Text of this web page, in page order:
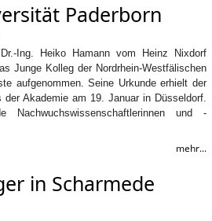
Paderborn
Ing. Heiko Hamann vom Heinz Nixdorf
Junge Kolleg der Nordrhein-Westfälischen
aufgenommen. Seine Urkunde erhielt der
Akademie am 19. Januar in Düsseldorf.
Nachwuchswissenschaftlerinnen und -
mehr...
in Scharmede